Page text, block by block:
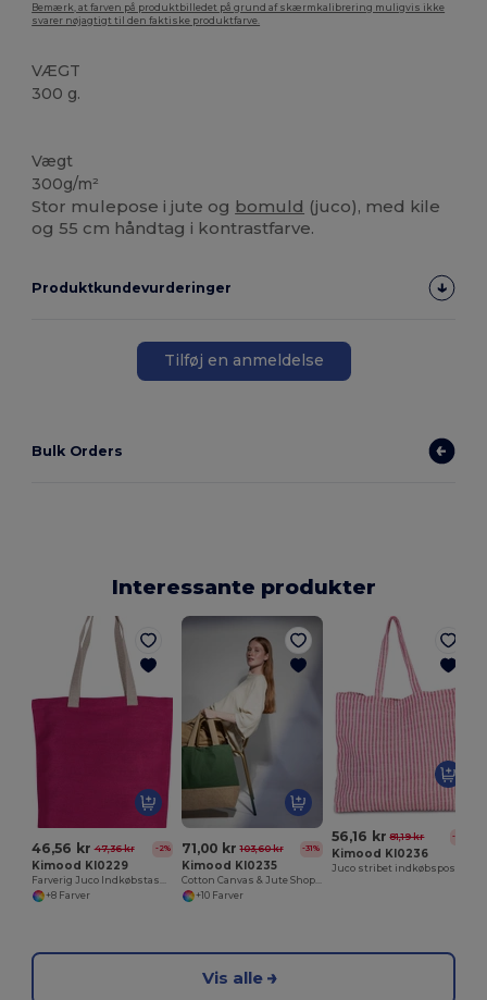
Bemærk, at farven på produktbilledet på grund af skærmkalibrering muligvis ikke
svarer nøjagtigt til den faktiske produktfarve.
VÆGT
300 g.
Vægt
300g/m²
Stor mulepose i jute og bomuld (juco), med kile
og 55 cm håndtag i kontrastfarve.
Produktkundevurderinger
Tilføj en anmeldelse
Bulk Orders
Interessante produkter
46,56 kr 47,36 kr -2%
Kimood KI0229
+8 Farver
71,00 kr 103,60 kr -31%
Kimood KI0235
+10 Farver
56,16 kr 81,19 kr -31%
Kimood KI0236
Juco stribet indkøbspose
Vis alle